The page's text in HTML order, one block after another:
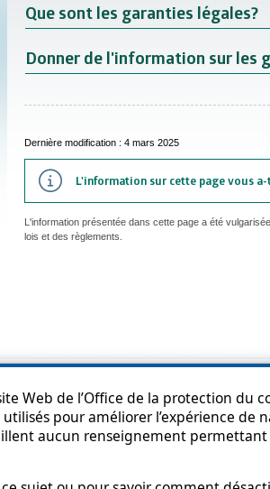
Web de l’Office de la protection du
pour améliorer l’expérience de
aucun renseignement
Que sont les garanties légales?
Donner de l'information sur les
Dernière modification : 4 mars 2025
L'information sur cette page vous
L'information présentée dans cette page a été
lois et des règlements.
Accessibilité Politique de confidentialité